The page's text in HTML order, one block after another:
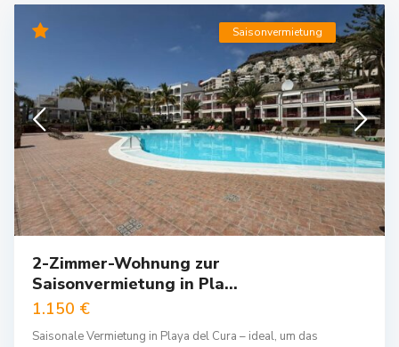
Saisonvermietung
2-Zimmer-Wohnung zur
Saisonvermietung in Pla...
1.150 €
Saisonale Vermietung in Playa del Cura – ideal, um das